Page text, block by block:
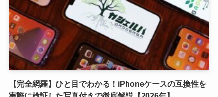
【完全網羅】ひと目でわかる！iPhoneケースの互換性を